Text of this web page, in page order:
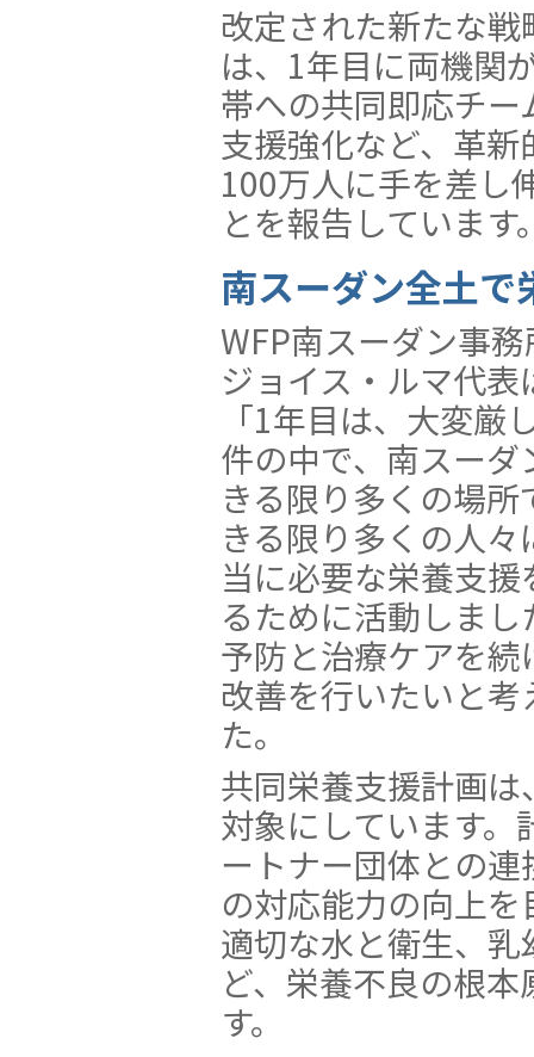
改定された新たな
は、1年目に両機関
帯への共同即応チ
支援強化など、革
100万人に手を差し
とを報告しています
南スーダン全土で
WFP南スーダン事
ジョイス・ルマ代表
「1年目は、大変厳
件の中で、南スーダ
きる限り多くの場所
きる限り多くの人々
当に必要な栄養支援
るために活動しま
予防と治療ケアを
改善を行いたいと
た。
共同栄養支援計画
対象にしています
ートナー団体との
の対応能力の向上
適切な水と衛生、
ど、栄養不良の根
す。